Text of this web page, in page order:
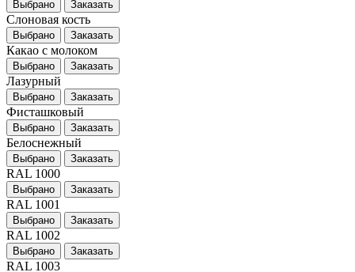
Выбрано Заказать
Слоновая кость
Выбрано Заказать
Какао с молоком
Выбрано Заказать
Лазурный
Выбрано Заказать
Фисташковый
Выбрано Заказать
Белоснежный
Выбрано Заказать
RAL 1000
Выбрано Заказать
RAL 1001
Выбрано Заказать
RAL 1002
Выбрано Заказать
RAL 1003